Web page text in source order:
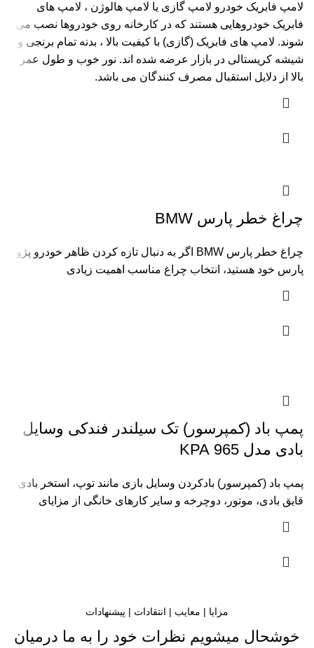
لامپ فابریک خودرو لامپ گازی یا لامپ هالوژن ، لامپ های
فابریک خودروهایی هستند که در کارخانه روی خودروها نصب می
شوند. لامپ های فابریک (گازی) با کیفیت بالا ، بدنه تمام برنجی و
شیشه کریستالی در بازار عرضه شده اند. نور خوب و طول عمر
بالا از دلایل استقبال مصرف کنندگان می باشد.
چراغ خطر پارس BMW
چراغ خطر پارس BMW اگر به دنبال تازه کردن ظاهر خودرو پژو
پارس خود هستید، انتخاب چراغ مناسب اهمیت زیادی
پمپ باد (کمپرسور) تک سیلندر فندکی وسایل
بادی مدل 965 KPA
پمپ باد (کمپرسور) بادکردن وسایل بازی مانند توپ، استخر بادی،
قایق بادی، موتور، دوچرخه و سایر کارهای خانگی از مزایای
مزایا | معایب | انتقادات | پیشنهادات
خوشحال میشویم نظرات خود را به ما درمیان